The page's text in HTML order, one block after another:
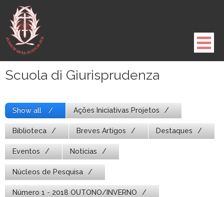
para
conteúdo
Scuola di Giurisprudenza
Show all Ações Iniciativas Projetos
Biblioteca Breves Artigos Destaques
Eventos Notícias
Núcleos de Pesquisa
Número 1 - 2018 OUTONO/INVERNO